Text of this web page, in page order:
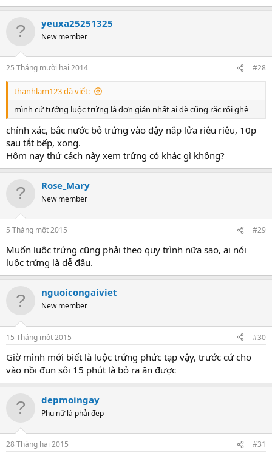
yeuxa25251325
New member
25 Tháng mười hai 2014 #28
thanhlam123 đã viết:
mình cứ tưởng luộc trứng là đơn giản nhất ai dè cũng rắc rối ghê
chính xác, bắc nước bỏ trứng vào đậy nắp lửa riêu riêu, 10p
sau tắt bếp, xong.
Hôm nay thứ cách này xem trứng có khác gì không?
Rose_Mary
New member
5 Tháng một 2015 #29
Muốn luộc trứng cũng phải theo quy trình nữa sao, ai nói
luộc trứng là dễ đâu.
nguoicongaiviet
New member
15 Tháng một 2015 #30
Giờ mình mới biết là luộc trứng phức tạp vậy, trước cứ cho
vào nồi đun sôi 15 phút là bỏ ra ăn được
depmoingay
Phụ nữ là phải đẹp
28 Tháng hai 2015 #31